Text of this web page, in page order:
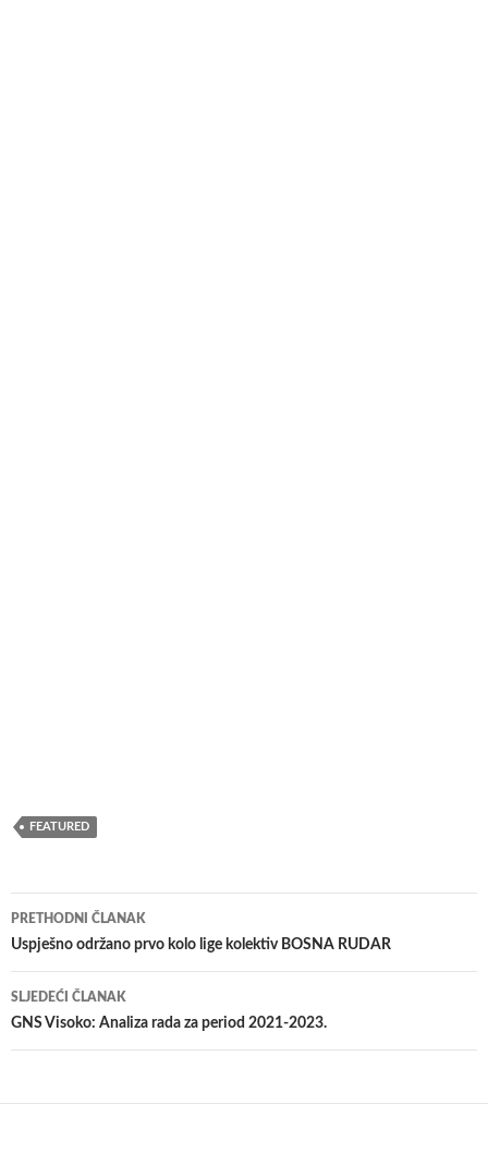
FEATURED
Navigacija
članaka
PRETHODNI ČLANAK
Uspješno održano prvo kolo lige kolektiv BOSNA RUDAR
SLJEDEĆI ČLANAK
GNS Visoko: Analiza rada za period 2021-2023.